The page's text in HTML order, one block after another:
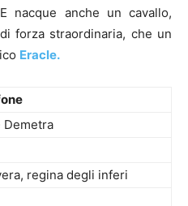
nacque anche un cavallo,
forza straordinaria, che un
Eracle.
Demetra
regina degli inferi